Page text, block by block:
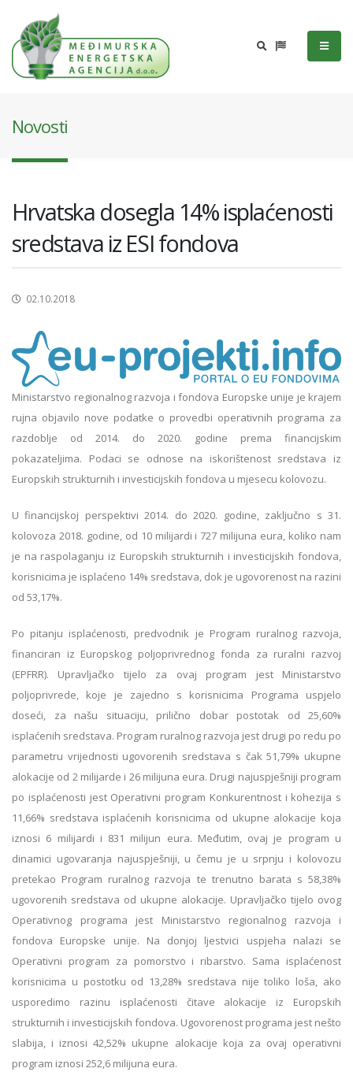
Novosti
Hrvatska dosegla 14% isplaćenosti
sredstava iz ESI fondova
02.10.2018
Ministarstvo regionalnog razvoja i fondova Europske unije je krajem
rujna objavilo nove podatke o provedbi operativnih programa za
razdoblje od 2014. do 2020. godine prema financijskim
pokazateljima. Podaci se odnose na iskorištenost sredstava iz
Europskih strukturnih i investicijskih fondova u mjesecu kolovozu.
U financijskoj perspektivi 2014. do 2020. godine, zaključno s 31.
kolovoza 2018. godine, od 10 milijardi i 727 milijuna eura, koliko nam
je na raspolaganju iz Europskih strukturnih i investicijskih fondova,
korisnicima je isplaćeno 14% sredstava, dok je ugovorenost na razini
od 53,17%.
Po pitanju isplaćenosti, predvodnik je Program ruralnog razvoja,
financiran iz Europskog poljoprivrednog fonda za ruralni razvoj
(EPFRR). Upravljačko tijelo za ovaj program jest Ministarstvo
poljoprivrede, koje je zajedno s korisnicima Programa uspjelo
doseći, za našu situaciju, prilično dobar postotak od 25,60%
isplaćenih sredstava. Program ruralnog razvoja jest drugi po redu po
parametru vrijednosti ugovorenih sredstava s čak 51,79% ukupne
alokacije od 2 milijarde i 26 milijuna eura. Drugi najuspješniji program
po isplaćenosti jest Operativni program Konkurentnost i kohezija s
11,66% sredstava isplaćenih korisnicima od ukupne alokacije koja
iznosi 6 milijardi i 831 milijun eura. Međutim, ovaj je program u
dinamici ugovaranja najuspješniji, u čemu je u srpnju i kolovozu
pretekao Program ruralnog razvoja te trenutno barata s 58,38%
ugovorenih sredstava od ukupne alokacije. Upravljačko tijelo ovog
Operativnog programa jest Ministarstvo regionalnog razvoja i
fondova Europske unije. Na donjoj ljestvici uspjeha nalazi se
Operativni program za pomorstvo i ribarstvo. Sama isplaćenost
korisnicima u postotku od 13,28% sredstava nije toliko loša, ako
usporedimo razinu isplaćenosti čitave alokacije iz Europskih
strukturnih i investicijskih fondova. Ugovorenost programa jest nešto
slabija, i iznosi 42,52% ukupne alokacije koja za ovaj operativni
program iznosi 252,6 milijuna eura.